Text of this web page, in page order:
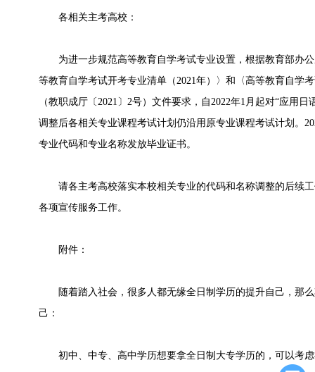
各相关主考高校：
为进一步规范高等教育自学考试专业设置，根据教育部办公
等教育自学考试开考专业清单（2021年）〉和〈高等教育自学
（教职成厅〔2021〕2号）文件要求，自2022年1月起对“应用
调整后各相关专业课程考试计划仍沿用原专业课程考试计划。
专业代码和专业名称发放毕业证书。
请各主考高校落实本校相关专业的代码和名称调整的后续工
各项宣传服务工作。
附件：
随着踏入社会，很多人都无缘全日制学历的提升自己，那么
己：
初中、中专、高中学历想要拿全日制大专学历的，可以考虑